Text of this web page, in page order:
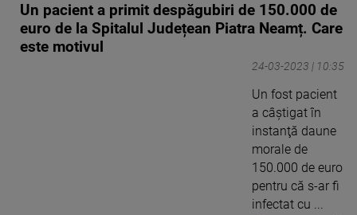
Un pacient a primit despăgubiri de 150.000 de
euro de la Spitalul Județean Piatra Neamț. Care
este motivul
24-03-2023 | 10:35
Un fost pacient
a câștigat în
instanţă daune
morale de
150.000 de euro
pentru că s-ar fi
infectat cu ...